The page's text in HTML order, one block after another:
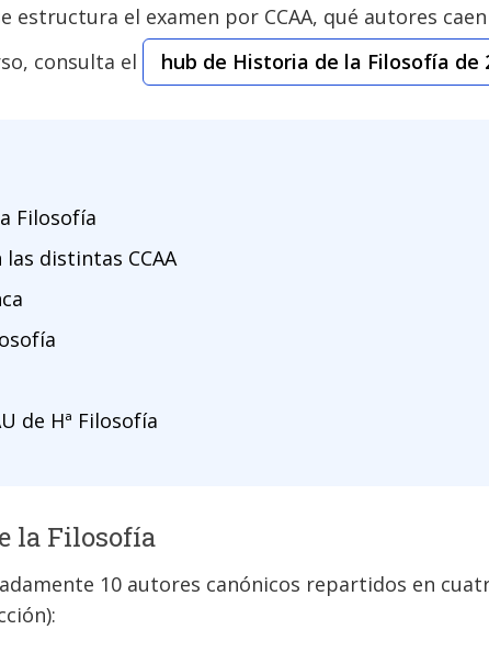
estructura el examen por CCAA, qué autores
consulta el
hub de Historia de la Filosofía de
Filosofía
las distintas CCAA
de Hª Filosofía
la Filosofía
10 autores canónicos repartidos en